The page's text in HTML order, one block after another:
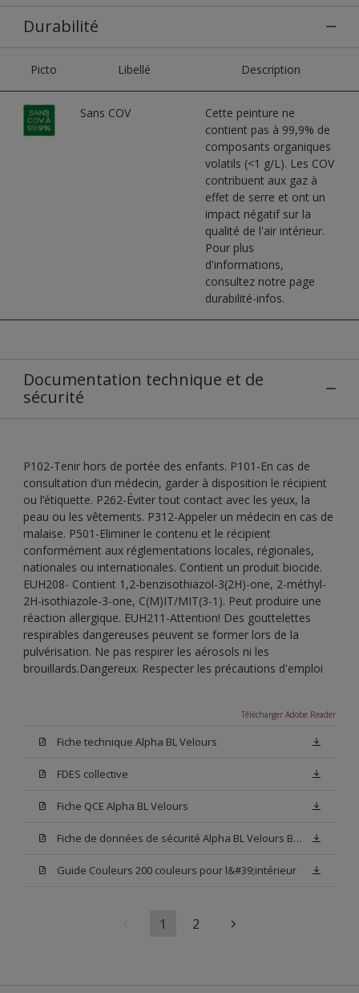
Durabilité
Picto Libellé Description
Sans COV
Cette peinture ne
contient pas à 99,9% de
composants organiques
volatils (<1 g/L). Les COV
contribuent aux gaz à
effet de serre et ont un
impact négatif sur la
qualité de l'air intérieur.
Pour plus
d'informations,
consultez notre page
durabilité-infos.
Documentation technique et de
sécurité
P102-Tenir hors de portée des enfants. P101-En cas de
consultation d’un médecin, garder à disposition le récipient
ou l’étiquette. P262-Éviter tout contact avec les yeux, la
peau ou les vêtements. P312-Appeler un médecin en cas de
malaise. P501-Eliminer le contenu et le récipient
conformément aux réglementations locales, régionales,
nationales ou internationales. Contient un produit biocide.
EUH208- Contient 1,2-benzisothiazol-3(2H)-one, 2-méthyl-
2H-isothiazole-3-one, C(M)IT/MIT(3-1). Peut produire une
réaction allergique. EUH211-Attention! Des gouttelettes
respirables dangereuses peuvent se former lors de la
pulvérisation. Ne pas respirer les aérosols ni les
brouillards.Dangereux. Respecter les précautions d'emploi
Télécharger Adobe Reader
Fiche technique Alpha BL Velours
FDES collective
Fiche QCE Alpha BL Velours
Fiche de données de sécurité Alpha BL Velours Blanc
Guide Couleurs 200 couleurs pour l&#39;intérieur
1 2